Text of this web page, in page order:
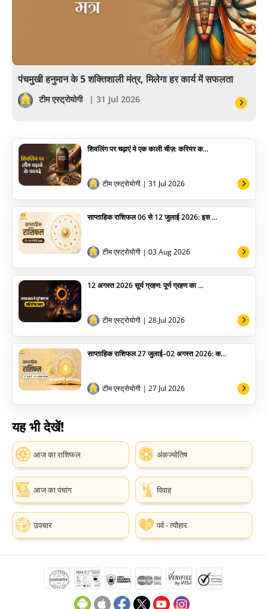
सेलिब्रिटी
योग
अन्य
पंचमुखी हनुमान के 5 शक्तिशाली मंत्र, मिलेगा हर कार्य में सफलता
टीम एस्ट्रोयोगी | 31 Jul 2026
शिवलिंग पर चढ़ाएं ये एक काली चीज़: करियर क...
टीम एस्ट्रोयोगी | 31 Jul 2026
साप्ताहिक राशिफल 06 से 12 जुलाई 2026: इस ...
टीम एस्ट्रोयोगी | 03 Aug 2026
12 अगस्त 2026 सूर्य ग्रहण: पूर्ण ग्रहण का ...
टीम एस्ट्रोयोगी | 28 Jul 2026
साप्ताहिक राशिफल 27 जुलाई–02 अगस्त 2026: क...
टीम एस्ट्रोयोगी | 27 Jul 2026
यह भी देखें!
आज का राशिफल अंकज्योतिष
आज का पंचांग विवाह
उपचार पर्व - त्यौहार